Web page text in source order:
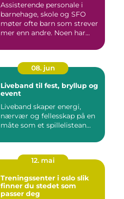
Assisterende personale i
barnehage, skole og SFO
møter ofte barn som strever
mer enn andre. Noen har...
08. jun
Liveband til fest, bryllup og
event
Liveband skaper energi,
nærvær og fellesskap på en
måte som et spillelistean...
12. mai
Treningssenter i oslo slik
finner du stedet som
passer deg